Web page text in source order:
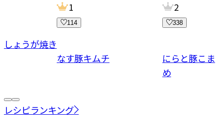
しょうが焼き
1
114
なす豚キムチ
2
338
にらと豚こま
め
レシピランキング